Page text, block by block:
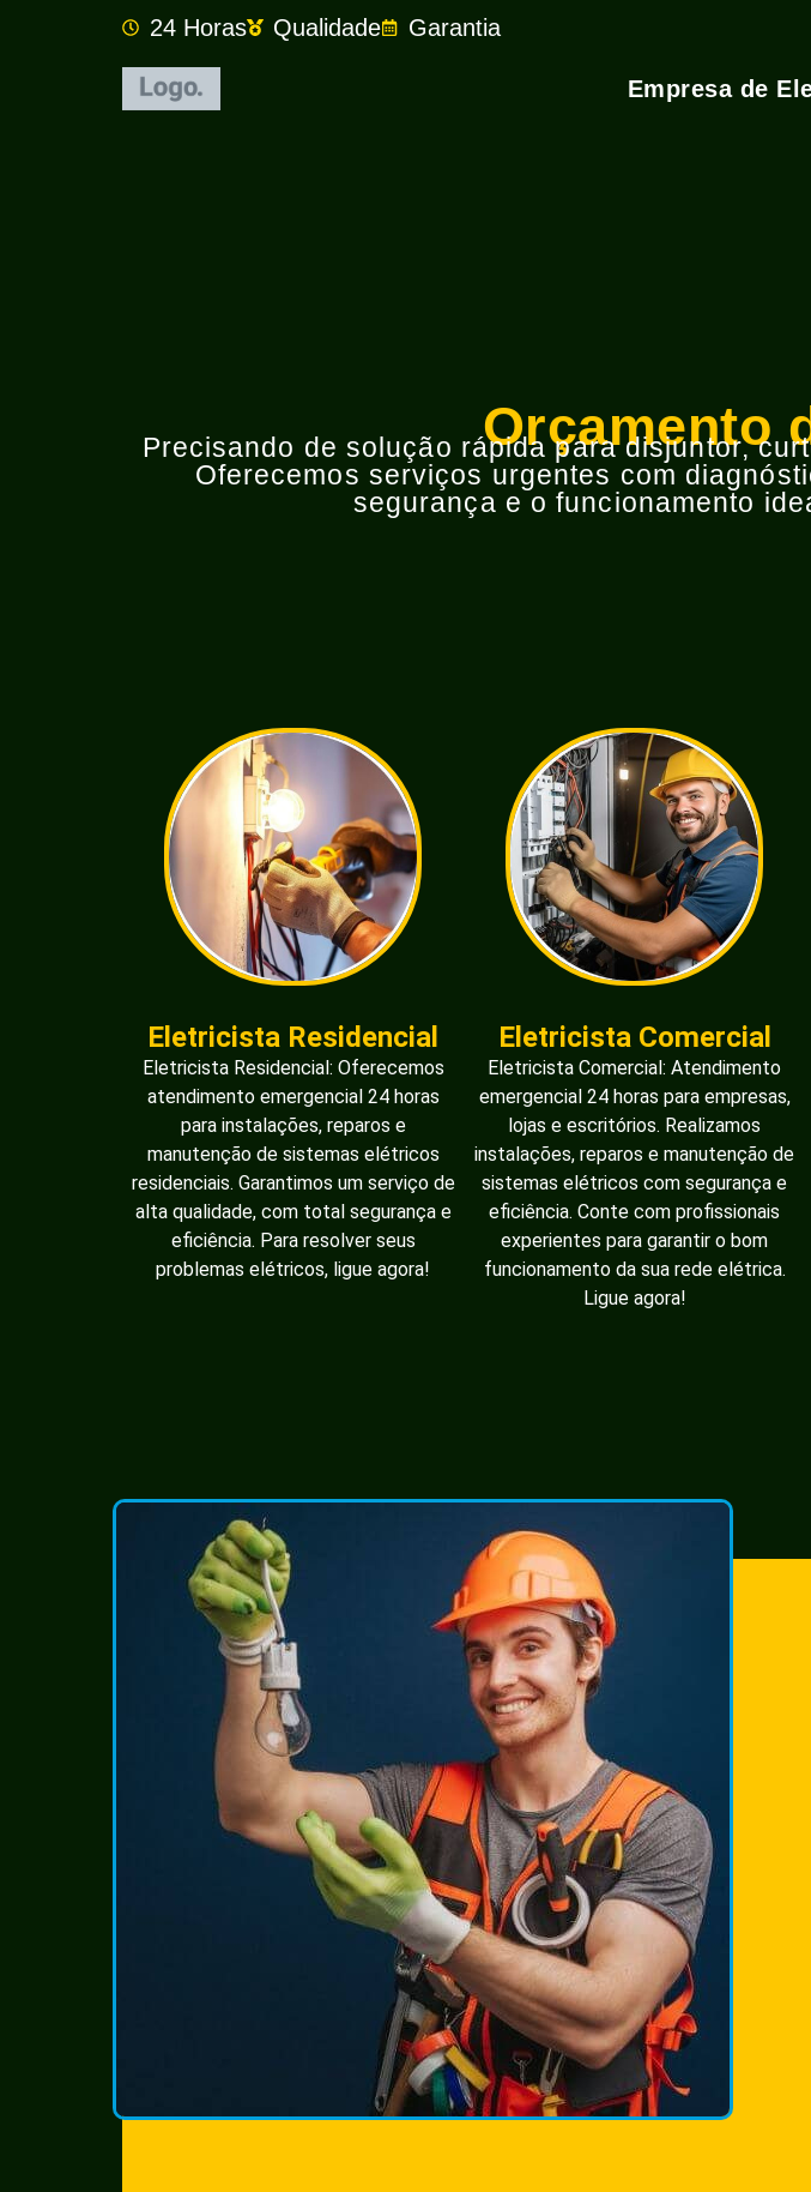
24 Horas Qualidade Garantia
Empresa de
Orçamento
Precisando de solução rápida para disjuntor,
Oferecemos serviços urgentes com
segurança e o funcionamento
Eletricista Residencial
Eletricista Residencial: Oferecemos
atendimento emergencial 24 horas
para instalações, reparos e
manutenção de sistemas elétricos
residenciais. Garantimos um serviço de
alta qualidade, com total segurança e
eficiência. Para resolver seus
problemas elétricos, ligue agora!
Eletricista Comercial
Eletricista Comercial: Atendimento
emergencial 24 horas para empresas,
lojas e escritórios. Realizamos
instalações, reparos e manutenção de
sistemas elétricos com segurança e
eficiência. Conte com profissionais
experientes para garantir o bom
funcionamento da sua rede elétrica.
Ligue agora!